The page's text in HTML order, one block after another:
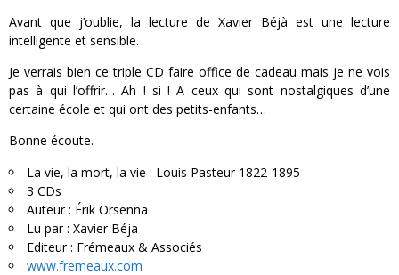
Avant que j’oublie, la lecture de Xavier Béjà est une lecture
intelligente et sensible.
Je verrais bien ce triple CD faire office de cadeau mais je ne vois
pas à qui l’offrir… Ah ! si ! A ceux qui sont nostalgiques d’une
certaine école et qui ont des petits-enfants…
Bonne écoute.
La vie, la mort, la vie : Louis Pasteur 1822-1895
3 CDs
Auteur : Érik Orsenna
Lu par : Xavier Béja
Editeur : Frémeaux & Associés
www.fremeaux.com